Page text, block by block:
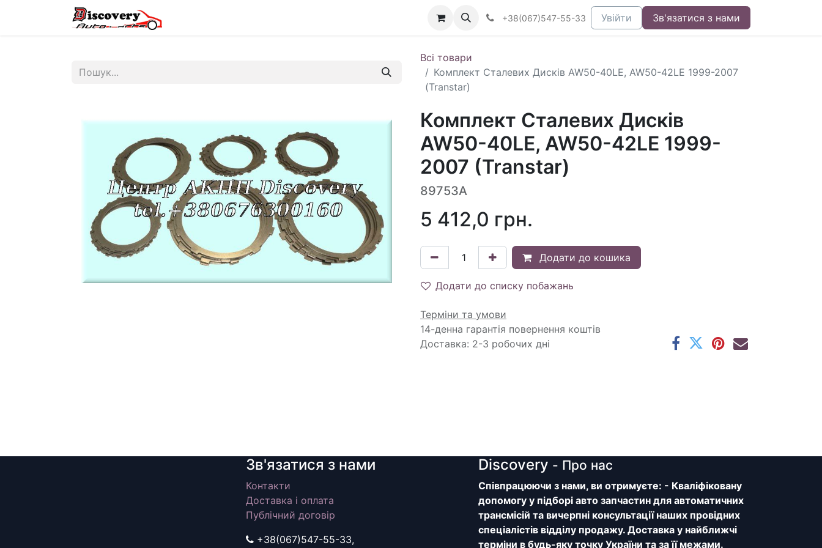
+38(067)547-55-33 Увійти Зв'язатися з нами
Всі товари
Комплект Сталевих Дисків AW50-40LE, AW50-42LE 1999-2007
(Transtar)
Комплект Сталевих Дисків
AW50-40LE, AW50-42LE 1999-
2007 (Transtar)
89753A
5 412,0 грн.
Додати до кошика
Додати до списку побажань
Терміни та умови
14-денна гарантія повернення коштів
Доставка: 2-3 робочих дні
Зв'язатися з нами
Контакти
Доставка і оплата
Публічний договір
+38(067)547-55-33,
Discovery - Про нас
Співпрацюючи з нами, ви отримуєте: - Кваліфіковану
допомогу у підборі авто запчастин для автоматичних
трансмісій та вичерпні консультації наших провідних
спеціалістів відділу продажу. Доставка у найближчі
терміни в будь-яку точку України та за її межами.